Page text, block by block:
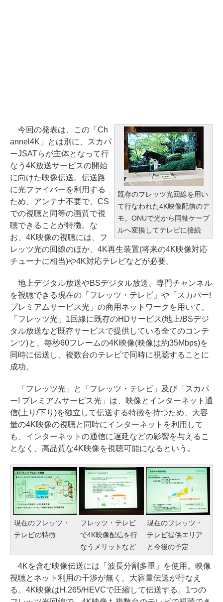
既存のフレッツ光回線を用い
て行なわれた4K映像配信のデ
モ。ONUで光から同軸ケーブ
ルへ変換してテレビに接続
今回の発表は、この「Ch
annel4K」とは別に、スカパ
ーJSATらが主体となって行
なう4K放送サービスの開始
に向けた映像伝送。伝送路
に光ファイバーを利用する
ため、アンテナ不要で、CS
での視聴と同等の画質で視
聴できることが特徴。な
お、4K映像の視聴には、フ
レッツ光の回線のほか、4K再生装置(将来の4K映像対応
チューナに相当)や4K対応テレビなどが必要。
地上デジタル放送やBSデジタル放送、専門チャンネル
を視聴できる現在の「フレッツ・テレビ」や「スカパー!
プレミアムサービス光」の商用ネットワークを用いて、
「フレッツ光」1回線に既存のHDサービス(地上/BSデジ
タル放送など既存サービスで提供している全てのコンテ
ンツ)と、毎秒60フレームの4K映像(映像は約35Mbps)を
同時に伝送し、複数台のテレビで同時に視聴することに
成功。
「フレッツ光」と「フレッツ・テレビ」及び「スカパ
ー! プレミアムサービス光」は、映像とインターネット通
信(上り/下り)を独立して伝送する特徴を持つため、大容
量の4K映像の視聴と同時にインターネットを利用して
も、インターネットの通信に遅延などの影響を与えるこ
となく、高品質な4K映像を視聴可能になるという。
現在のフレッツ・
テレビの特徴
フレッツ・テレビ
で4K映像配信を行
なうメリットなど
現在のフレッツ・
テレビ提供エリア
と今後の予定
4Kを含む映像伝送には「波長分割多重」を使用。映像
視聴とネット利用の干渉が無く、大容量伝送が行なえ
る。4K映像はH.265/HEVCで圧縮して伝送する。1つの